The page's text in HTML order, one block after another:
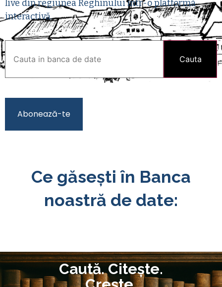
live din regiunea Reghinului într-o platformă
interactivă.
Cauta
Abonează-te
Ce găseşti în Banca
noastră de date:
Caută. Citește.